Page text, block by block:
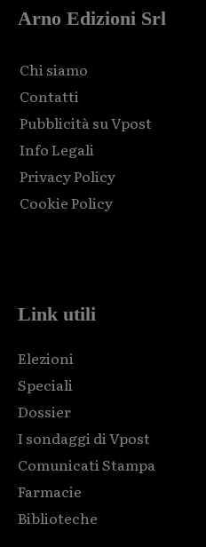
Arno Edizioni Srl
Chi siamo
Contatti
Pubblicità su Vpost
Info Legali
Privacy Policy
Cookie Policy
Link utili
Elezioni
Speciali
Dossier
I sondaggi di Vpost
Comunicati Stampa
Farmacie
Biblioteche